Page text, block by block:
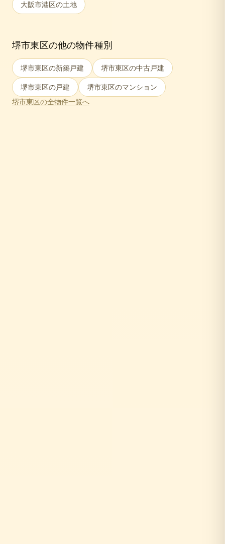
大阪市港区の土地
堺市東区の他の物件種別
堺市東区の新築戸建 堺市東区の中古戸建
堺市東区の戸建 堺市東区のマンション
堺市東区の全物件一覧へ